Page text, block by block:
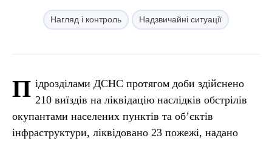
Нагляд і контроль Надзвичайні ситуації
П ідрозділами ДСНС протягом доби здійснено
210 виїздів на ліквідацію наслідків обстрілів
окупантами населених пунктів та об’єктів
інфраструктури, ліквідовано 23 пожежі, надано